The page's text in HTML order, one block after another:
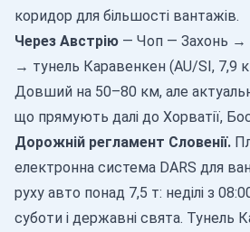
коридор для більшості вантажів.
Через Австрію — Чоп — Захонь →
→ тунель Каравенкен (AU/SI, 7,9
Довший на 50–80 км, але
що прямують далі до Хорватії,
Дорожній регламент Словенії.
електронна система DARS для
руху авто понад 7,5 т: неділі з
суботи і державні свята. Тунель